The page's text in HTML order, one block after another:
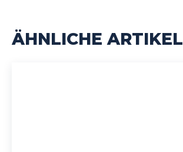
ÄHNLICHE ARTIKEL